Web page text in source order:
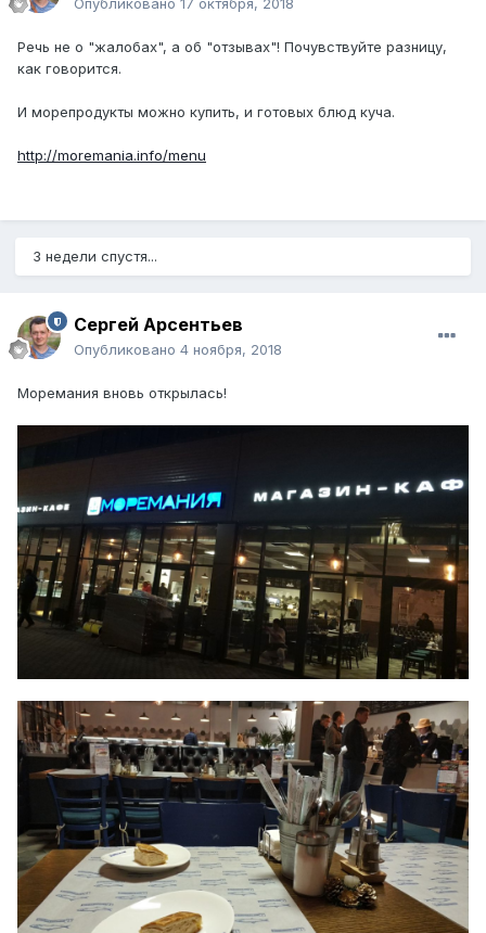
Опубликовано 17 октября, 2018
Речь не о "жалобах", а об "отзывах"! Почувствуйте разницу,
как говорится.
И морепродукты можно купить, и готовых блюд куча.
http://moremania.info/menu
3 недели спустя...
Сергей Арсентьев
Опубликовано 4 ноября, 2018
Моремания вновь открылась!